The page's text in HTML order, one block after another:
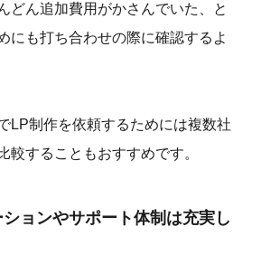
どん追加費用がかさんでいた、と
にも打ち合わせの際に確認するよ
LP制作を依頼するためには複数社
較することもおすすめです。
ョンやサポート体制は充実し